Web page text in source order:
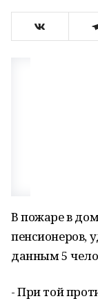
В пожаре в
пенсионеров,
данным 5
- При той